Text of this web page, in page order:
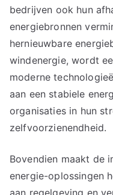
bedrijven ook hun
energiebronnen
hernieuwbare
windenergie, wordt
moderne
aan een stabiele
organisaties in hun
zelfvoorzienendheid.
Bovendien maakt de
energie-oplossingen